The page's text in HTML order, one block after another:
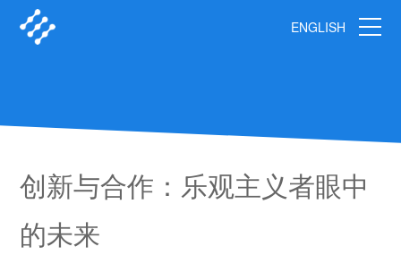
ENGLISH
创新与合作：乐观主义者眼中
的未来